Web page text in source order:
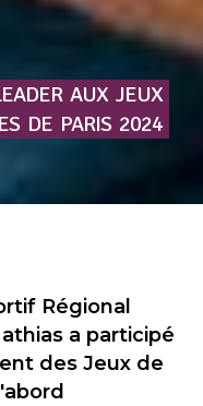
AUX JEUX
DE PARIS 2024
Régional
a participé
des Jeux de